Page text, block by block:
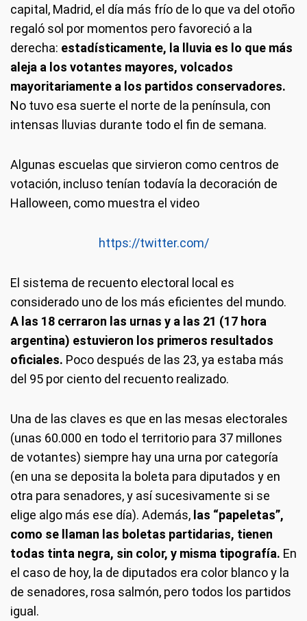
capital, Madrid, el día más frío de lo que va del otoño
regaló sol por momentos pero favoreció a la
derecha: estadísticamente, la lluvia es lo que más
aleja a los votantes mayores, volcados
mayoritariamente a los partidos conservadores.
No tuvo esa suerte el norte de la península, con
intensas lluvias durante todo el fin de semana.
Algunas escuelas que sirvieron como centros de
votación, incluso tenían todavía la decoración de
Halloween, como muestra el video
https://twitter.com/
El sistema de recuento electoral local es
considerado uno de los más eficientes del mundo.
A las 18 cerraron las urnas y a las 21 (17 hora
argentina) estuvieron los primeros resultados
oficiales. Poco después de las 23, ya estaba más
del 95 por ciento del recuento realizado.
Una de las claves es que en las mesas electorales
(unas 60.000 en todo el territorio para 37 millones
de votantes) siempre hay una urna por categoría
(en una se deposita la boleta para diputados y en
otra para senadores, y así sucesivamente si se
elige algo más ese día). Además, las “papeletas”,
como se llaman las boletas partidarias, tienen
todas tinta negra, sin color, y misma tipografía. En
el caso de hoy, la de diputados era color blanco y la
de senadores, rosa salmón, pero todos los partidos
igual.